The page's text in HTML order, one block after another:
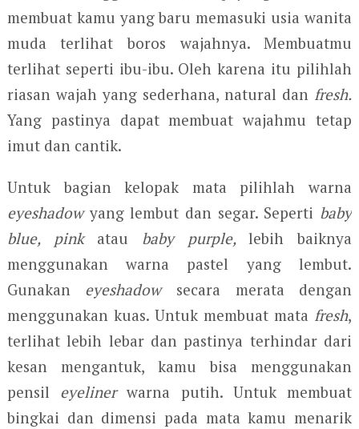
membuat kamu yang baru memasuki usia wanita
muda terlihat boros wajahnya. Membuatmu
terlihat seperti ibu-ibu. Oleh karena itu pilihlah
riasan wajah yang sederhana, natural dan fresh.
Yang pastinya dapat membuat wajahmu tetap
imut dan cantik.
Untuk bagian kelopak mata pilihlah warna
eyeshadow yang lembut dan segar. Seperti baby
blue, pink atau baby purple,lebih baiknya
menggunakan warna pastel yang lembut.
Gunakan eyeshadowsecara merata dengan
menggunakan kuas. Untuk membuat mata fresh,
terlihat lebih lebar dan pastinya terhindar dari
kesan mengantuk, kamu bisa menggunakan
pensil eyelinerwarna putih. Untuk membuat
bingkai dan dimensi pada mata kamu menarik